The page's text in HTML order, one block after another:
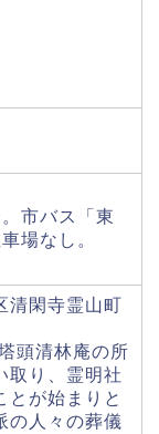
市バス「東
場なし。
清閑寺霊山町
頭清林庵の所
取り、霊明社
とが始まりと
の人々の葬儀